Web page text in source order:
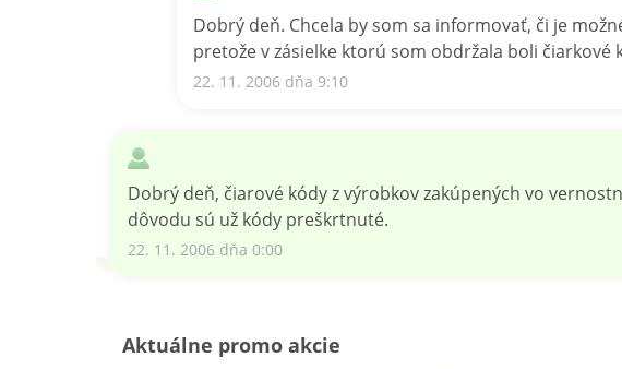
Dobrý deň. Chcela by som sa informovať, či je
pretože v zásielke ktorú som obdržala boli
22. 11. 2006 dňa 9:10
Dobrý deň, čiarové kódy z výrobkov zakúpených vo
dôvodu sú už kódy preškrtnuté.
22. 11. 2006 dňa 0:00
Aktuálne promo akcie